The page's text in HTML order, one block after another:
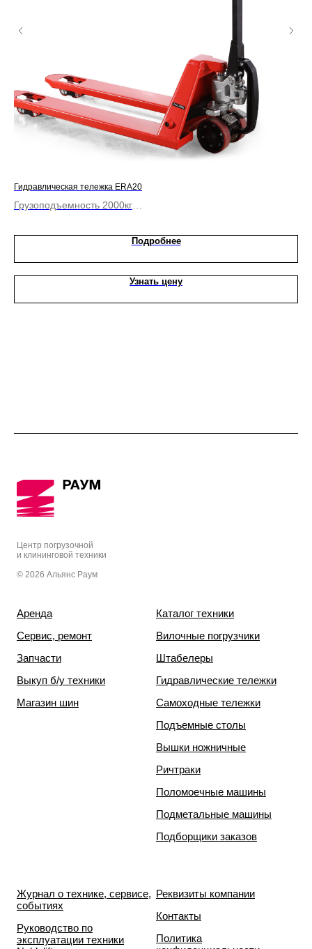
Гидравлическая тележка ERA20
Грузоподъемность 2000кг
Подробнее
Узнать цену
Центр погрузочной
и клининговой техники
© 2026 Альянс Раум
Аренда
Сервис, ремонт
Запчасти
Выкуп б/у техники
Магазин шин
Каталог техники
Вилочные погрузчики
Штабелеры
Гидравлические тележки
Самоходные тележки
Подъемные столы
Вышки ножничные
Ричтраки
Поломоечные машины
Подметальные машины
Подборщики заказов
Журнал о технике, сервисе,
событиях
Руководство по
эксплуатации техники
Реквизиты компании
Контакты
Политика